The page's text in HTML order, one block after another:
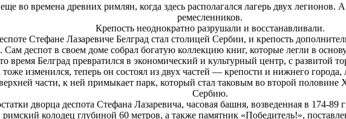
во времена древних римлян, когда здесь располагался лагерь двух легионов.
ремесленников.
Крепость неоднократно разрушали и восстанавливали.
Стефане Лазаревиче Белград стал столицей Сербии, и крепость
Сам деспот в своем доме собрал богатую коллекцию книг, которые легли в
время Белград превратился в экономический и культурный центр, с развитой
изменился, теперь он состоял из двух частей — крепости и нижнего
части, к ней примыкает парк, который стал таковым во второй половине
Сербию.
дворца деспота Стефана Лазаревича, часовая башня, возведенная в 174-
римский колодец глубиной 60 метров, а также памятник «Победитель!»,